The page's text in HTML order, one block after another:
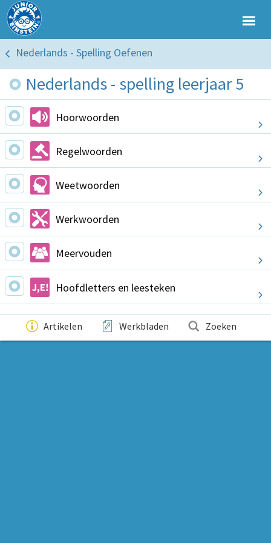
Nederlands - Spelling Oefenen
Nederlands - spelling leerjaar 5
Hoorwoorden
Regelwoorden
Weetwoorden
Werkwoorden
Meervouden
Hoofdletters en leesteken
Artikelen Werkbladen Zoeken